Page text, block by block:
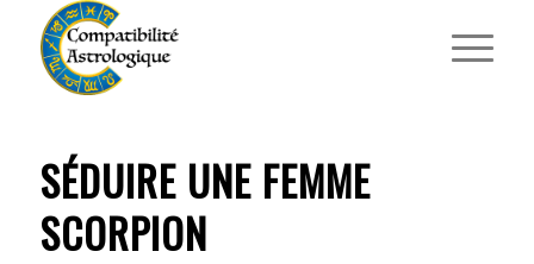
SÉDUIRE UNE FEMME
SCORPION